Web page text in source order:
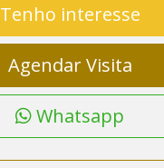
Tenho interesse
Agendar Visita
Whatsapp